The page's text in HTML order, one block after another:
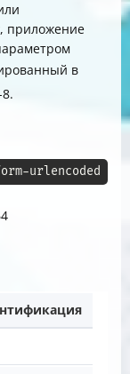
приложение
в
urlencoded